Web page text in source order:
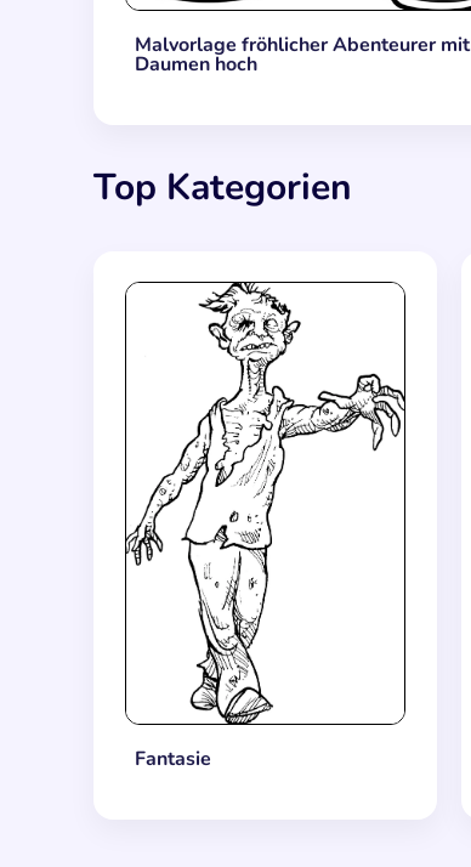
Malvorlage fröhlicher Abenteurer mit
Daumen hoch
Top Kategorien
Fantasie